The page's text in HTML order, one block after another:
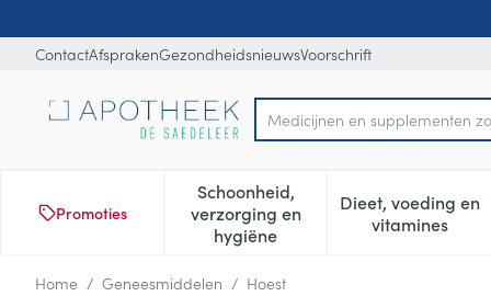
ContactAfsprakenGezondheidsnieuwsVoorschrift
Product, merk, categorie...
M
Promoties
Schoonheid,
verzorging en
hygiëne
Toon submenu voor
Dieet, voeding en
vitamines
Toon
Home / Geneesmiddelen / Hoest